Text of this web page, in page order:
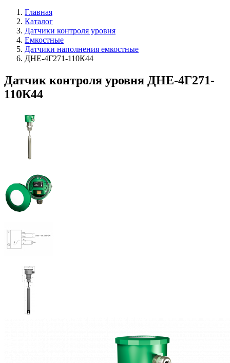
Главная
Каталог
Датчики контроля уровня
Емкостные
Датчики наполнения емкостные
ДНЕ-4Г271-110К44
Датчик контроля уровня ДНЕ-4Г271-
110К44